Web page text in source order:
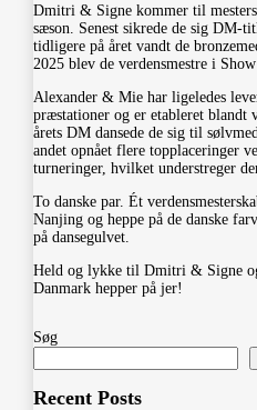
Dmitri & Signe kommer til
sæson. Senest sikrede de sig DM-
tidligere på året vandt de
2025 blev de verdensmestre i Show
Alexander & Mie har ligeledes
præstationer og er etableret blandt
årets DM dansede de sig til
andet opnået flere topplaceringer
turneringer, hvilket understreger
To danske par. Ét
Nanjing og heppe på de danske
på dansegulvet.
Held og lykke til Dmitri & Signe
Danmark hepper på jer!
Søg
Recent Posts